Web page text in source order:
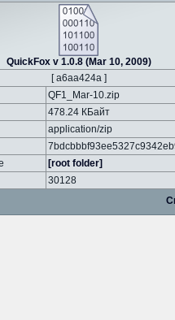
QuickFox v 1.0.8 (Mar 10, 2009)
[ a6aa424a ]
QF1_Mar-10.zip
478.24 КБайт
application/zip
[root folder]
30128